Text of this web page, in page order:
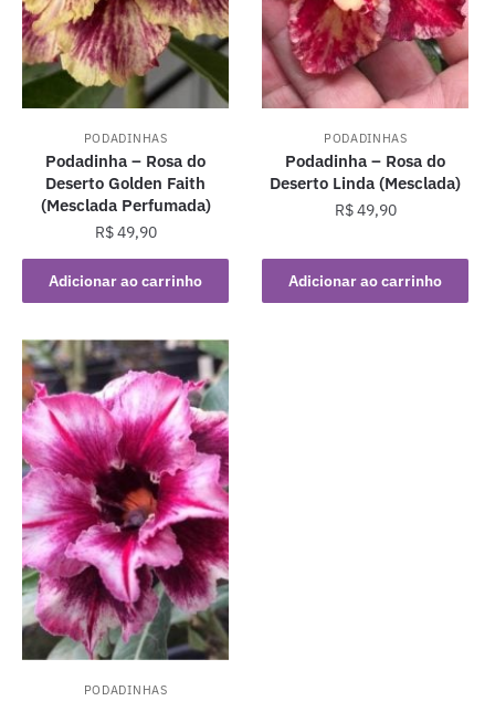
PODADINHAS
Podadinha – Rosa do
Deserto Golden Faith
(Mesclada Perfumada)
R$49,90
Adicionar ao carrinho
PODADINHAS
Podadinha – Rosa do
Deserto Linda (Mesclada)
R$49,90
Adicionar ao carrinho
PODADINHAS